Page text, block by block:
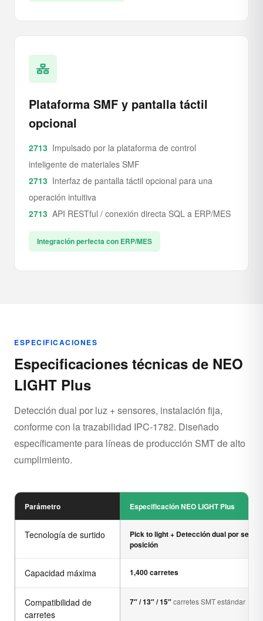
Plataforma SMF y pantalla táctil
opcional
Impulsado por la plataforma de control
inteligente de materiales SMF
Interfaz de pantalla táctil opcional para una
operación intuitiva
API RESTful / conexión directa SQL a ERP/MES
Integración perfecta con ERP/MES
ESPECIFICACIONES
Especificaciones técnicas de NEO
LIGHT Plus
Detección dual por luz + sensores, instalación fija,
conforme con la trazabilidad IPC-1782. Diseñado
específicamente para líneas de producción SMT de alto
cumplimiento.
Parámetro Especificación NEO LIGHT Plus
Tecnología de surtido
Pick to light + Detección dual por
posición
Capacidad máxima 1,400 carretes
Compatibilidad de
carretes
7″ / 13″ / 15″carretes SMT estándar